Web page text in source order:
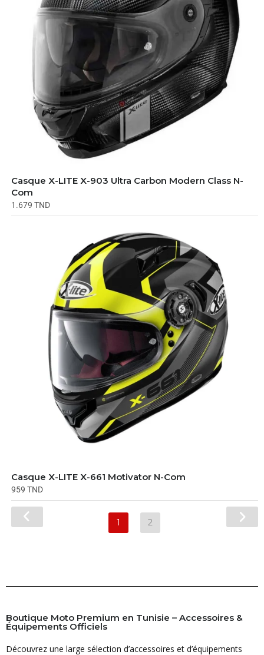
Casque X-LITE X-903 Ultra Carbon Modern Class N-
Com
1.679 TND
Casque X-LITE X-661 Motivator N-Com
959 TND
1 2
Boutique Moto Premium en Tunisie – Accessoires &
Équipements Officiels
Découvrez une large sélection d’accessoires et d’équipements